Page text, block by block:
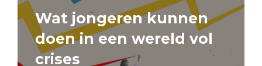
Wat jongeren kunnen
doen in een wereld vol
crises